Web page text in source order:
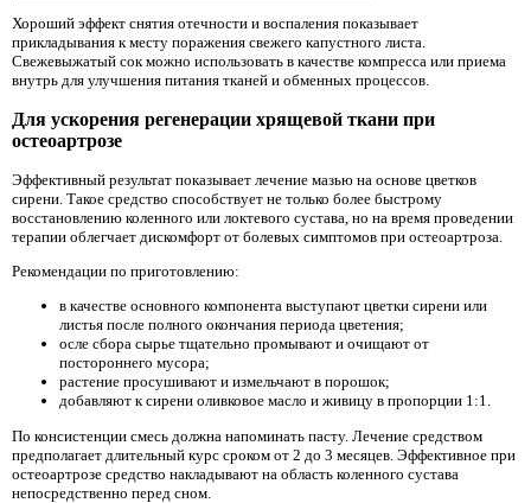
Хороший эффект снятия отечности и воспаления показывает
прикладывания к месту поражения свежего капустного листа.
Свежевыжатый сок можно использовать в качестве компресса или приема
внутрь для улучшения питания тканей и обменных процессов.
Для ускорения регенерации хрящевой ткани при
остеоартрозе
Эффективный результат показывает лечение мазью на основе цветков
сирени. Такое средство способствует не только более быстрому
восстановлению коленного или локтевого сустава, но на время проведении
терапии облегчает дискомфорт от болевых симптомов при остеоартроза.
Рекомендации по приготовлению:
в качестве основного компонента выступают цветки сирени или
листья после полного окончания периода цветения;
осле сбора сырье тщательно промывают и очищают от
постороннего мусора;
растение просушивают и измельчают в порошок;
добавляют к сирени оливковое масло и живицу в пропорции 1:1.
По консистенции смесь должна напоминать пасту. Лечение средством
предполагает длительный курс сроком от 2 до 3 месяцев. Эффективное при
остеоартрозе средство накладывают на область коленного сустава
непосредственно перед сном.